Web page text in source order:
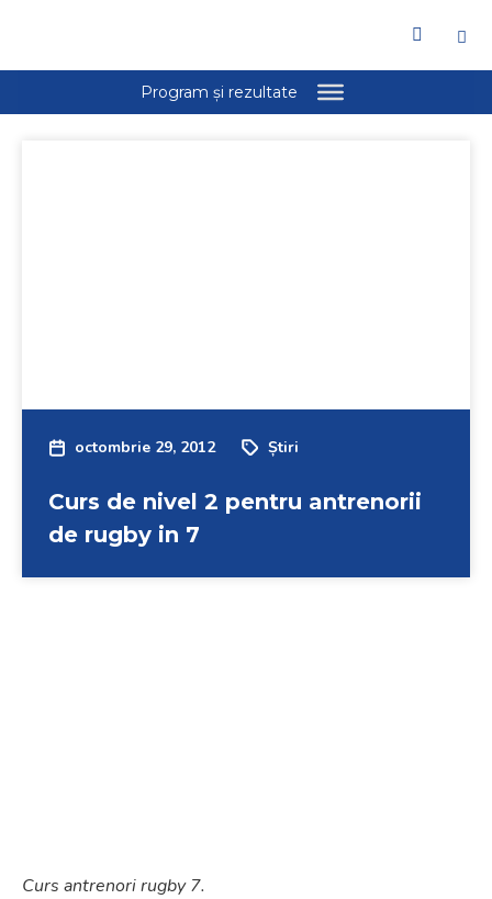
octombrie 29, 2012 Știri
Curs de nivel 2 pentru antrenorii
de rugby in 7
Curs antrenori rugby 7.